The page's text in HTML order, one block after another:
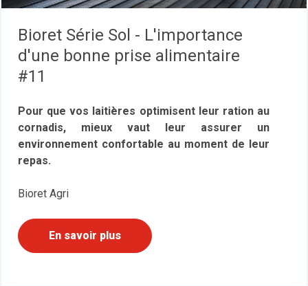
Bioret Série Sol - L'importance
d'une bonne prise alimentaire
#11
Pour que vos laitières optimisent leur ration au
cornadis, mieux vaut leur assurer un
environnement confortable au moment de leur
repas.
Bioret Agri
En savoir plus